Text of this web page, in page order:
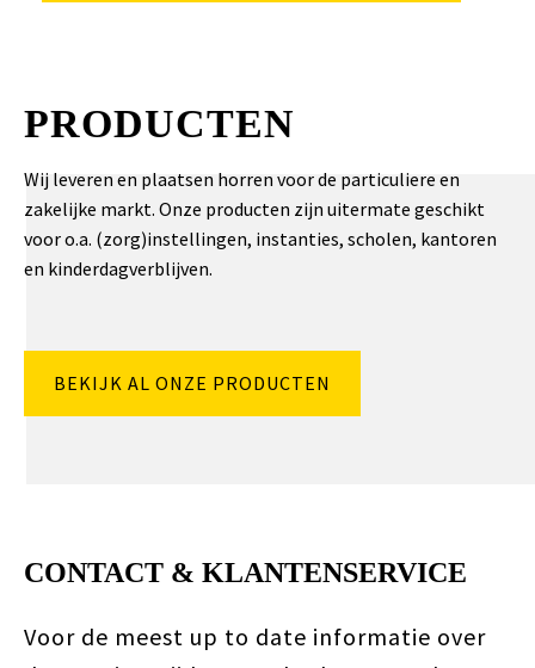
PRODUCTEN
Wij leveren en plaatsen horren voor de particuliere en
zakelijke markt. Onze producten zijn uitermate geschikt
voor o.a. (zorg)instellingen, instanties, scholen, kantoren
en kinderdagverblijven.
BEKIJK AL ONZE PRODUCTEN
CONTACT & KLANTENSERVICE
Voor de meest up to date informatie over